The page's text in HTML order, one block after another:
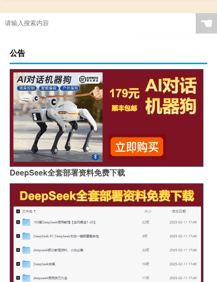
☚
公告
DeepSeek全套部署资料免费下载